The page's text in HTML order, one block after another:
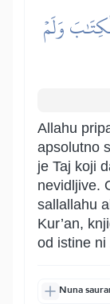
وَلَمۡ
Allahu
apsolutno
je Taj koji
nevidljive.
sallallahu
Kur’an,
od istine ni
Nuna